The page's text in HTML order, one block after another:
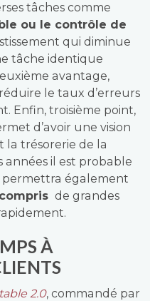
tâches comme
ou le contrôle de
qui diminue
tâche identique
avantage,
le taux d’erreurs
Enfin, troisième point,
d’avoir une vision
la trésorerie de la
années il est probable
permettra également
de grandes
À
2.0, commandé par